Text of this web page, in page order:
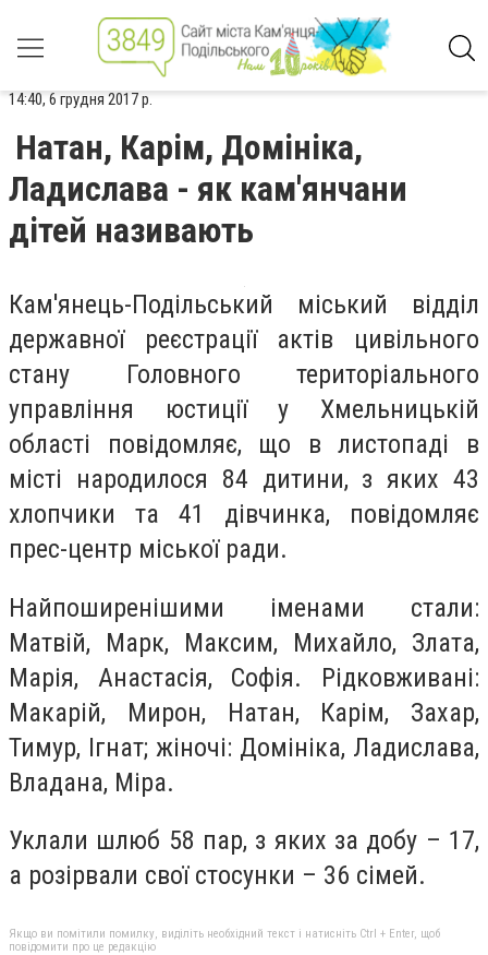
14:40, 6 грудня 2017 р.
Натан, Карім, Домініка,
Ладислава - як кам'янчани
дітей називають
Кам'янець-Подільський міський відділ
державної реєстрації актів цивільного
стану Головного територіального
управління юстиції у Хмельницькій
області повідомляє, що в листопаді в
місті народилося 84 дитини, з яких 43
хлопчики та 41 дівчинка, повідомляє
прес-центр міської ради.
Найпоширенішими іменами стали:
Матвій, Марк, Максим, Михайло, Злата,
Марія, Анастасія, Софія. Рідковживані:
Макарій, Мирон, Натан, Карім, Захар,
Тимур, Ігнат; жіночі: Домініка, Ладислава,
Владана, Міра.
Уклали шлюб 58 пар, з яких за добу – 17,
а розірвали свої стосунки – 36 сімей.
Якщо ви помітили помилку, виділіть необхідний текст і натисніть Ctrl + Enter, щоб
повідомити про це редакцію